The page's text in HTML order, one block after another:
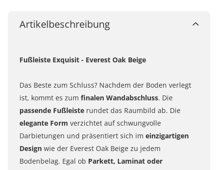
Artikelbeschreibung
Fußleiste Exquisit - Everest Oak Beige
Das Beste zum Schluss? Nachdem der Boden verlegt
ist, kommt es zum finalen Wandabschluss. Die
passende Fußleiste rundet das Raumbild ab. Die
elegante Form verzichtet auf schwungvolle
Darbietungen und präsentiert sich im einzigartigen
Design wie der Everest Oak Beige zu jedem
Bodenbelag. Egal ob Parkett, Laminat oder